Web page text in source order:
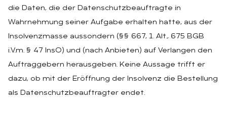
die Daten, die der Datenschutzbeauftragte in
Wahrnehmung seiner Aufgabe erhalten hatte, aus der
Insolvenzmasse aussondern (§§ 667, 1. Alt., 675 BGB
i.V.m. § 47 InsO) und (nach Anbieten) auf Verlangen den
Auftraggebern herausgeben. Keine Aussage trifft er
dazu, ob mit der Eröffnung der Insolvenz die Bestellung
als Datenschutzbeauftragter endet.